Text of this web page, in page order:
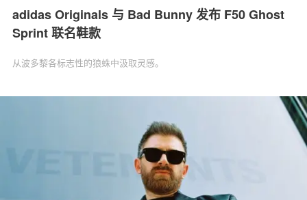
adidas Originals 与 Bad Bunny 发布 F50 Ghost
Sprint 联名鞋款
从波多黎各标志性的狼蛛中汲取灵感。